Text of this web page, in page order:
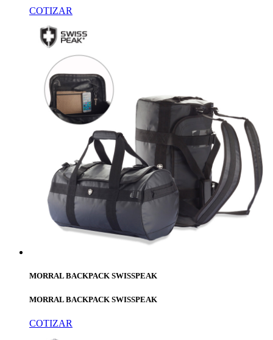
COTIZAR
MORRAL BACKPACK SWISSPEAK
MORRAL BACKPACK SWISSPEAK
COTIZAR